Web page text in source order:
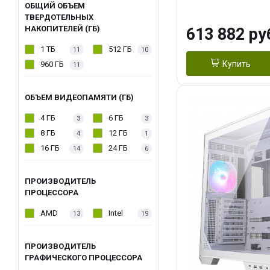
ОБЩИЙ ОБЪЕМ
ТВЕРДОТЕЛЬНЫХ
НАКОПИТЕЛЕЙ (ГБ)
1 ТБ 11 512 ГБ 10
960 ГБ 11
ОБЪЕМ ВИДЕОПАМЯТИ (ГБ)
4 ГБ 3 6 ГБ 3
8 ГБ 4 12 ГБ 1
16 ГБ 14 24 ГБ 6
ПРОИЗВОДИТЕЛЬ
ПРОЦЕССОРА
AMD 13 Intel 19
ПРОИЗВОДИТЕЛЬ
ГРАФИЧЕСКОГО ПРОЦЕССОРА
Turbo/ 960 ГБ
613 882
Купить